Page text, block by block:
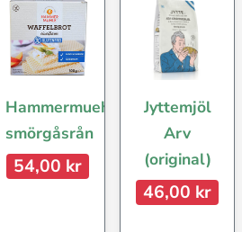
Hammermuehle
smörgåsrån
54,00 kr
Jyttemjöl
Arv
(original)
46,00 kr